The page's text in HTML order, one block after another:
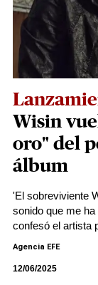
Wisin
oro" del
álbum
'El sobreviviente
sonido que me
confesó el artista
Agencia EFE
12/06/2025